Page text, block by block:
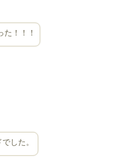
た！！！
した。